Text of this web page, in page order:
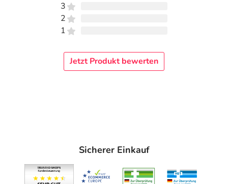
3
2
1
Jetzt Produkt bewerten
Sicherer Einkauf